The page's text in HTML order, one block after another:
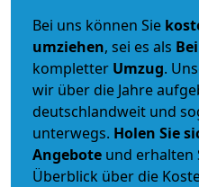
Bei uns können Sie
umziehen, sei es als
kompletter Umzug.
wir über die Jahre
deutschlandweit und
unterwegs. Holen Sie
Angebote und erhalten
Überblick über die